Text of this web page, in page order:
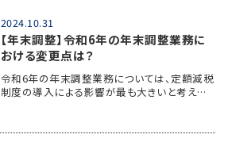
2024.10.31
【年末調整】令和6年の年末調整業務に
おける変更点は？
令和6年の年末調整業務については、定額減税
制度の導入による影響が最も大きいと考え…